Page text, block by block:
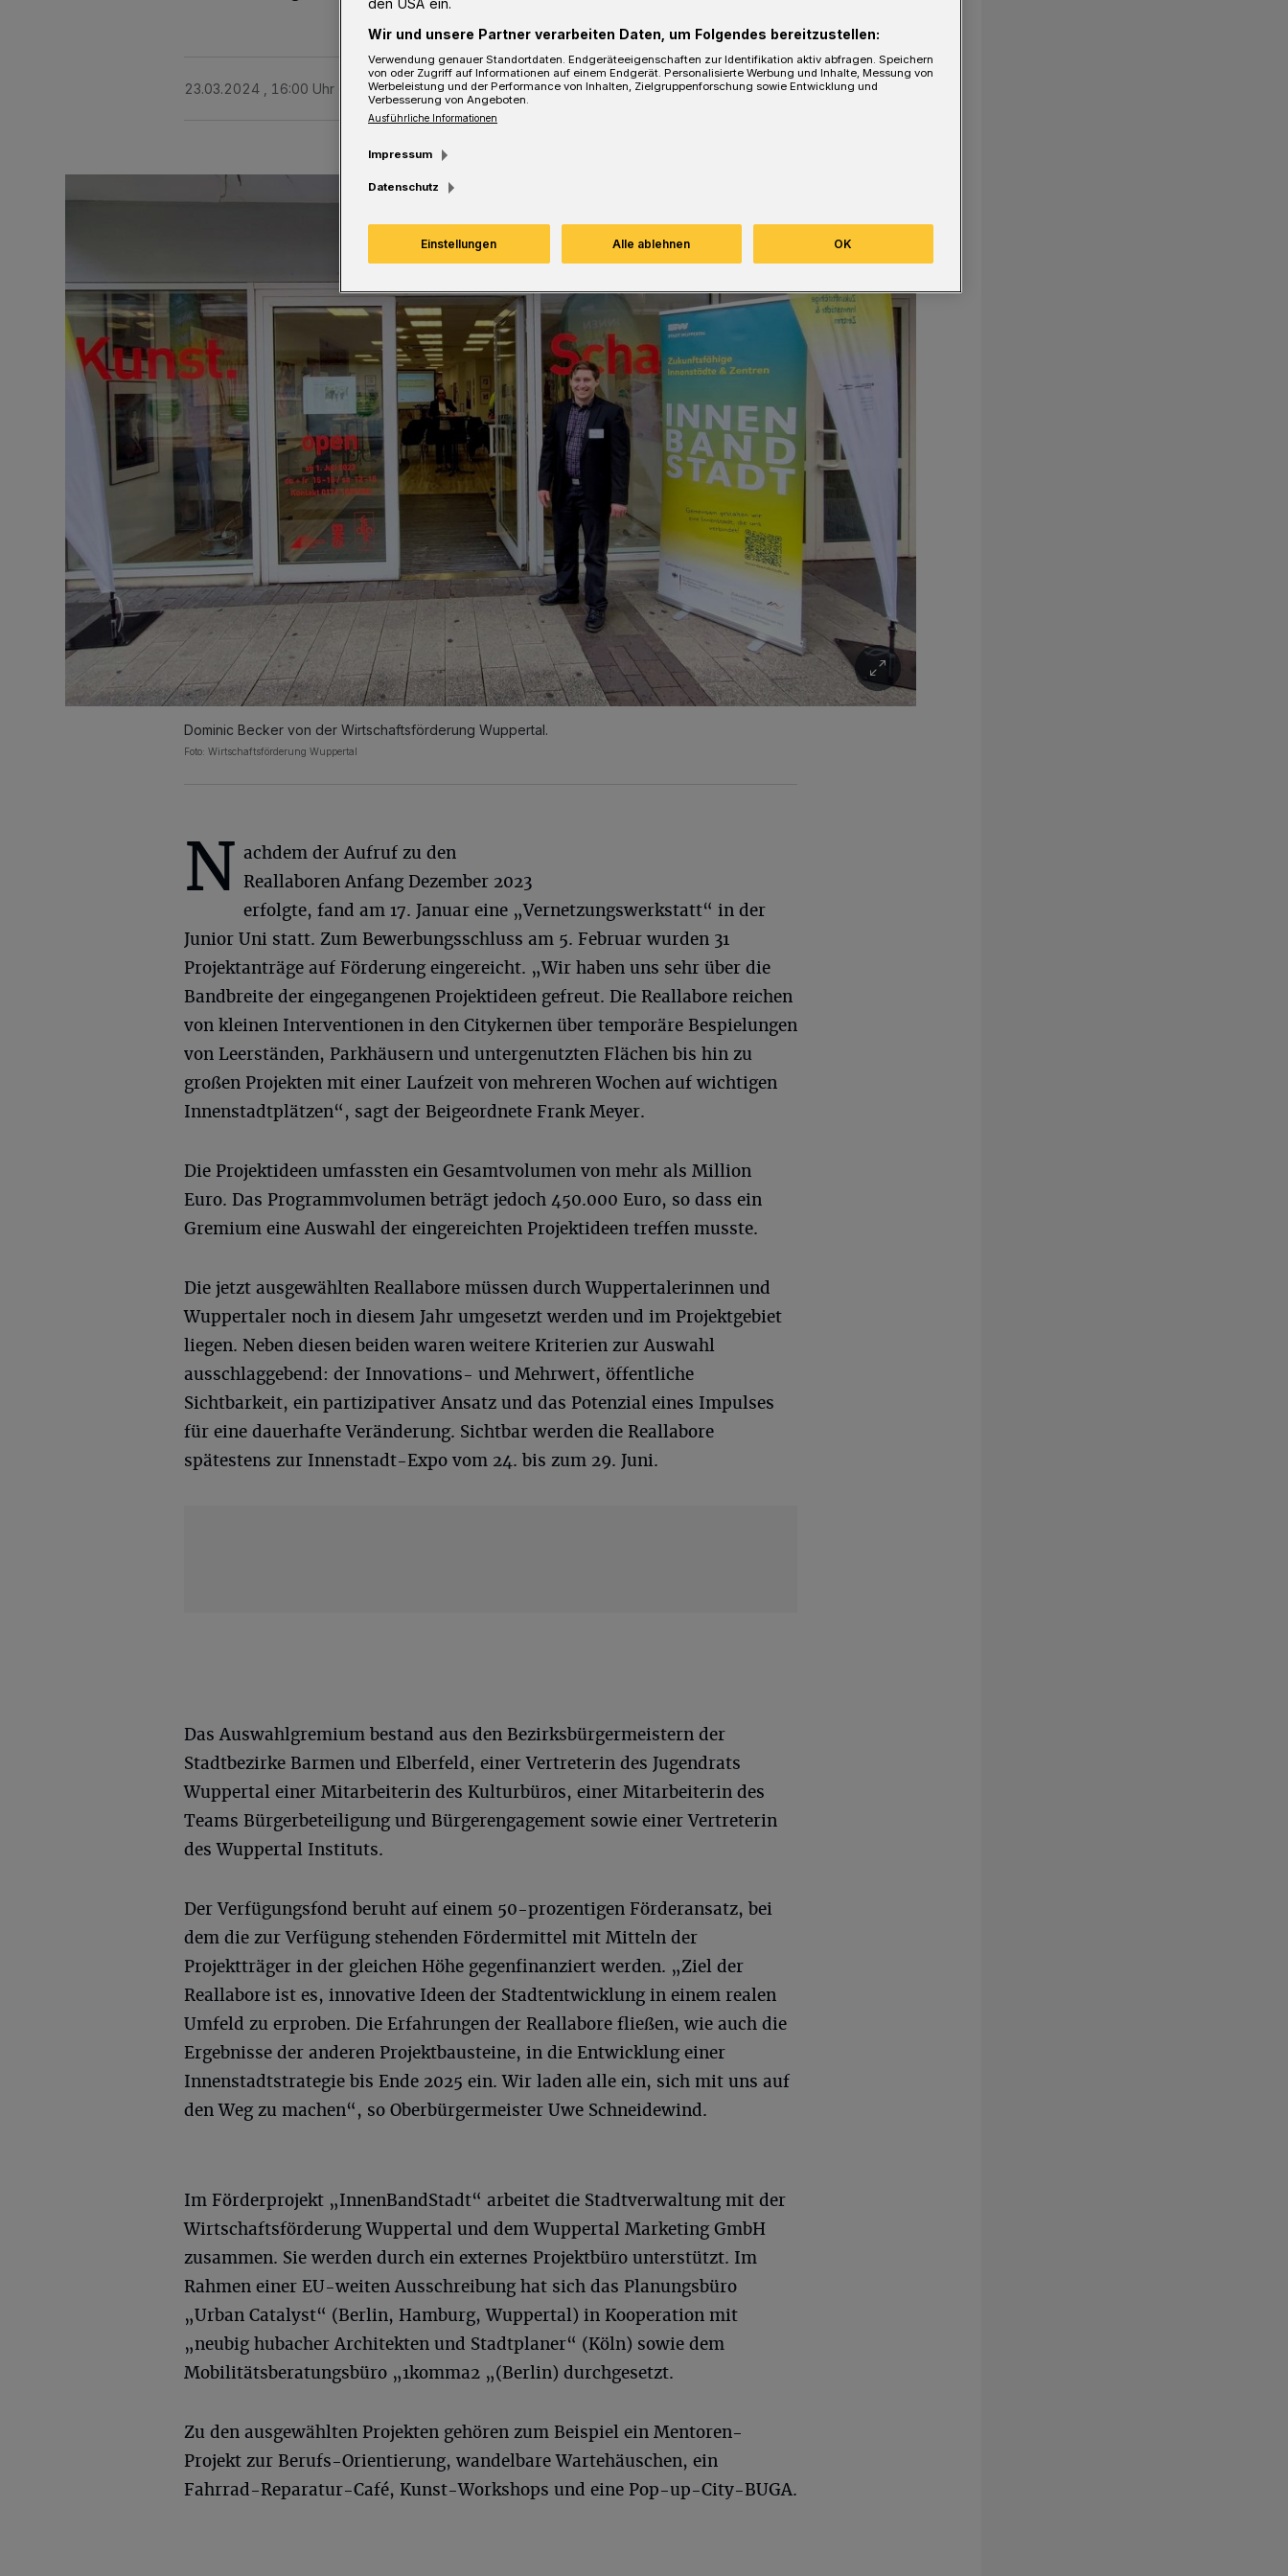
23.03.2024 , 16:00 Uhr 2 Minuten Lesezeit
Dominic Becker von der Wirtschaftsförderung Wuppertal.
Foto: Wirtschaftsförderung Wuppertal
N achdem der Aufruf zu den
Reallaboren Anfang Dezember 2023
erfolgte, fand am 17. Januar eine „Vernetzungswerkstatt“ in der
Junior Uni statt. Zum Bewerbungsschluss am 5. Februar wurden 31
Projektanträge auf Förderung eingereicht. „Wir haben uns sehr über die
Bandbreite der eingegangenen Projektideen gefreut. Die Reallabore reichen
von kleinen Interventionen in den Citykernen über temporäre Bespielungen
von Leerständen, Parkhäusern und untergenutzten Flächen bis hin zu
großen Projekten mit einer Laufzeit von mehreren Wochen auf wichtigen
Innenstadtplätzen“, sagt der Beigeordnete Frank Meyer.
Die Projektideen umfassten ein Gesamtvolumen von mehr als Million
Euro. Das Programmvolumen beträgt jedoch 450.000 Euro, so dass ein
Gremium eine Auswahl der eingereichten Projektideen treffen musste.
Die jetzt ausgewählten Reallabore müssen durch Wuppertalerinnen und
Wuppertaler noch in diesem Jahr umgesetzt werden und im Projektgebiet
liegen. Neben diesen beiden waren weitere Kriterien zur Auswahl
ausschlaggebend: der Innovations- und Mehrwert, öffentliche
Sichtbarkeit, ein partizipativer Ansatz und das Potenzial eines Impulses
für eine dauerhafte Veränderung. Sichtbar werden die Reallabore
spätestens zur Innenstadt-Expo vom 24. bis zum 29. Juni.
Das Auswahlgremium bestand aus den Bezirksbürgermeistern der
Stadtbezirke Barmen und Elberfeld, einer Vertreterin des Jugendrats
Wuppertal einer Mitarbeiterin des Kulturbüros, einer Mitarbeiterin des
Teams Bürgerbeteiligung und Bürgerengagement sowie einer Vertreterin
des Wuppertal Instituts.
Der Verfügungsfond beruht auf einem 50-prozentigen Förderansatz, bei
dem die zur Verfügung stehenden Fördermittel mit Mitteln der
Projektträger in der gleichen Höhe gegenfinanziert werden. „Ziel der
Reallabore ist es, innovative Ideen der Stadtentwicklung in einem realen
Umfeld zu erproben. Die Erfahrungen der Reallabore fließen, wie auch die
Ergebnisse der anderen Projektbausteine, in die Entwicklung einer
Innenstadtstrategie bis Ende 2025 ein. Wir laden alle ein, sich mit uns auf
den Weg zu machen“, so Oberbürgermeister Uwe Schneidewind.
Im Förderprojekt „InnenBandStadt“ arbeitet die Stadtverwaltung mit der
Wirtschaftsförderung Wuppertal und dem Wuppertal Marketing GmbH
zusammen. Sie werden durch ein externes Projektbüro unterstützt. Im
Rahmen einer EU-weiten Ausschreibung hat sich das Planungsbüro
„Urban Catalyst“ (Berlin, Hamburg, Wuppertal) in Kooperation mit
„neubig hubacher Architekten und Stadtplaner“ (Köln) sowie dem
Mobilitätsberatungsbüro „1komma2 „(Berlin) durchgesetzt.
Zu den ausgewählten Projekten gehören zum Beispiel ein Mentoren-
Projekt zur Berufs-Orientierung, wandelbare Wartehäuschen, ein
Fahrrad-Reparatur-Café, Kunst-Workshops und eine Pop-up-City-BUGA.
den USA ein.
Wir und unsere Partner verarbeiten Daten, um Folgendes bereitzustellen:
Verwendung genauer Standortdaten. Endgeräteeigenschaften zur Identifikation aktiv abfragen. Speichern
von oder Zugriff auf Informationen auf einem Endgerät. Personalisierte Werbung und Inhalte, Messung von
Werbeleistung und der Performance von Inhalten, Zielgruppenforschung sowie Entwicklung und
Verbesserung von Angeboten.
Ausführliche Informationen
Impressum
Datenschutz
Einstellungen Alle ablehnen OK